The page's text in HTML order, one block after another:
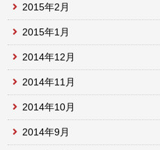
2015年2月
2015年1月
2014年12月
2014年11月
2014年10月
2014年9月